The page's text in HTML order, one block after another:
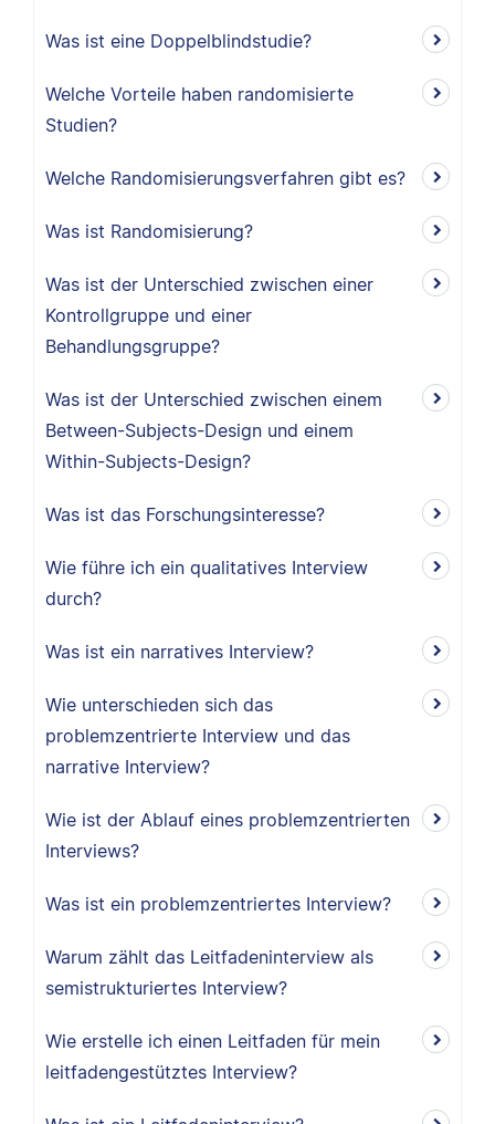
Was ist eine Doppelblindstudie?
Welche Vorteile haben randomisierte
Studien?
Welche Randomisierungsverfahren gibt es?
Was ist Randomisierung?
Was ist der Unterschied zwischen einer
Kontrollgruppe und einer
Behandlungsgruppe?
Was ist der Unterschied zwischen einem
Between-Subjects-Design und einem
Within-Subjects-Design?
Was ist das Forschungsinteresse?
Wie führe ich ein qualitatives Interview
durch?
Was ist ein narratives Interview?
Wie unterschieden sich das
problemzentrierte Interview und das
narrative Interview?
Wie ist der Ablauf eines problemzentrierten
Interviews?
Was ist ein problemzentriertes Interview?
Warum zählt das Leitfadeninterview als
semistrukturiertes Interview?
Wie erstelle ich einen Leitfaden für mein
leitfadengestütztes Interview?